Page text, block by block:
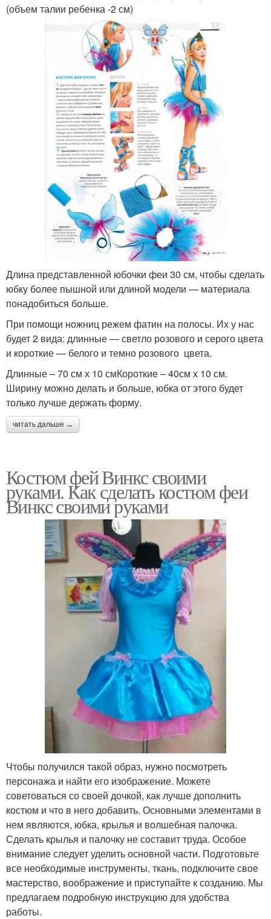
(объем талии ребенка -2 см)
Длина представленной юбочки феи 30 см, чтобы сделать
юбку более пышной или длиной модели — материала
понадобиться больше.
При помощи ножниц режем фатин на полосы. Их у нас
будет 2 вида: длинные — светло розового и серого цвета
и короткие — белого и темно розового цвета.
Длинные – 70 см х 10 смКороткие – 40см х 10 см.
Ширину можно делать и больше, юбка от этого будет
только лучше держать форму.
читать дальше →
Костюм фей Винкс своими
руками. Как сделать костюм феи
Винкс своими руками
Чтобы получился такой образ, нужно посмотреть
персонажа и найти его изображение. Можете
советоваться со своей дочкой, как лучше дополнить
костюм и что в него добавить. Основными элементами в
нем являются, юбка, крылья и волшебная палочка.
Сделать крылья и палочку не составит труда. Особое
внимание следует уделить основной части. Подготовьте
все необходимые инструменты, ткань, подключите свое
мастерство, воображение и приступайте к созданию. Мы
предлагаем подробную инструкцию для удобства
работы.